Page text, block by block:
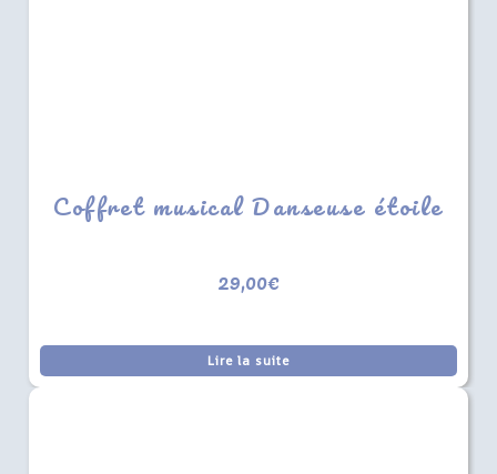
Coffret musical Danseuse étoile
29,00€
Lire la suite